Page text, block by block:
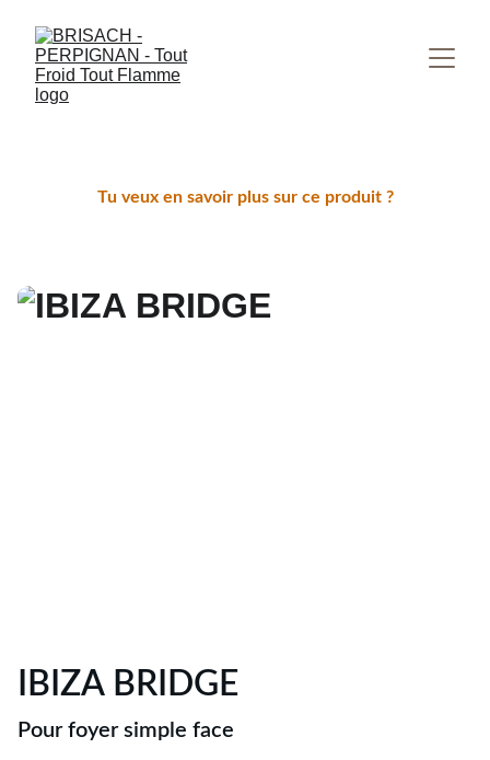
Tu veux en savoir plus sur ce produit ?
IBIZA BRIDGE
Pour foyer simple face